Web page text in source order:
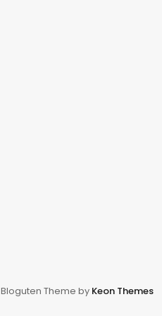
Bloguten Theme by Keon Themes